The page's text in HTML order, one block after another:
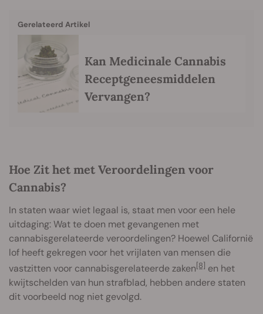
Gerelateerd Artikel
Kan Medicinale Cannabis
Receptgeneesmiddelen
Vervangen?
Hoe Zit het met Veroordelingen voor
Cannabis?
In staten waar wiet legaal is, staat men voor een hele
uitdaging: Wat te doen met gevangenen met
cannabisgerelateerde veroordelingen? Hoewel Californië
lof heeft gekregen voor het vrijlaten van mensen die
vastzitten voor cannabisgerelateerde zaken[8] en het
kwijtschelden van hun strafblad, hebben andere staten
dit voorbeeld nog niet gevolgd.